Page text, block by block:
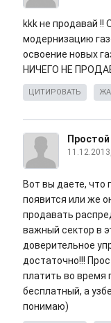
kkk не продавай !!
модернизацию
освоение новых
НИЧЕГО НЕ
ЦИТИРОВАТЬ
Простой
Вот вы даете, что
появится или же
продавать
важный сектор в
доверительное
достаточно!!!
платить во время
бесплатный, а
понимаю)